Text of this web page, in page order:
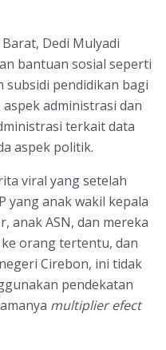
Dedi Mulyadi
bantuan sosial seperti
subsidi pendidikan bagi
administrasi dan
terkait data
aspek politik.
viral yang setelah
yang anak wakil kepala
anak ASN, dan mereka
orang tertentu, dan
Cirebon, ini tidak
pendekatan
multiplier efect